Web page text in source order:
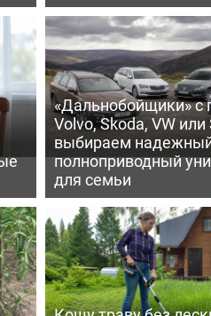
«Дальнобойщики» с
Volvo, Skoda, VW или
выбираем
полноприводный
для семьи